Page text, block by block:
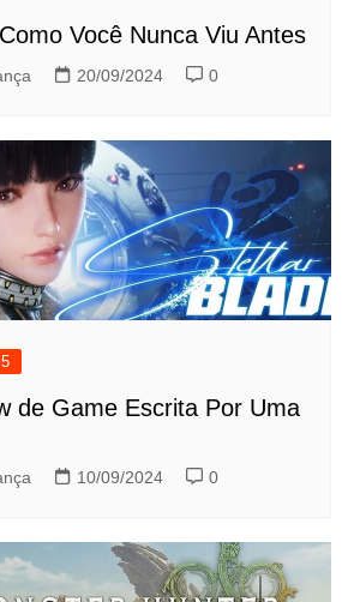
Você Nunca Viu Antes
20/09/2024 0
de Game Escrita Por Uma
10/09/2024 0